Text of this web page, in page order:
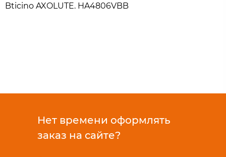
Bticino AXOLUTE. HA4806VBB
Нет времени оформлять
заказ на сайте?